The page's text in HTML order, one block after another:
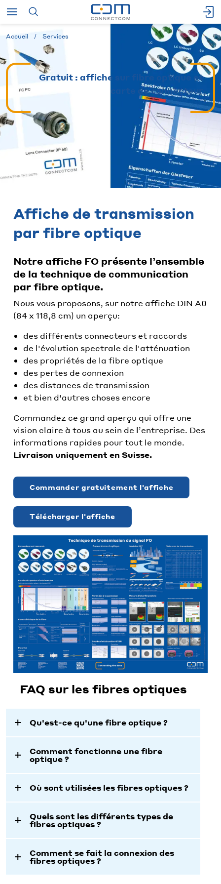
Accueil Services
Gratuit : affiche sur fibre optique et
carte de connecteur
Affiche de transmission
par fibre optique
Notre affiche FO présente l’ensemble
de la technique de communication
par fibre optique.
Nous vous proposons, sur notre affiche DIN A0
(84 x 118,8 cm) un aperçu:
des différents connecteurs et raccords
de l'évolution spectrale de l'atténuation
des propriétés de la fibre optique
des pertes de connexion
des distances de transmission
et bien d'autres choses encore
Commandez ce grand aperçu qui offre une
vision claire à tous au sein de l’entreprise. Des
informations rapides pour tout le monde.
Livraison uniquement en Suisse.
Commander gratuitement l'affiche
Télécharger l'affiche
FAQ sur les fibres optiques
Qu'est-ce qu'une fibre optique ?
Comment fonctionne une fibre
optique ?
Où sont utilisées les fibres optiques ?
Quels sont les différents types de
fibres optiques ?
Comment se fait la connexion des
fibres optiques ?